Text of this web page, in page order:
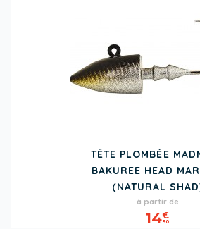
TÊTE PLOMBÉE
BAKUREE HEAD
(NATURAL
Prix
à partir de
14€
50